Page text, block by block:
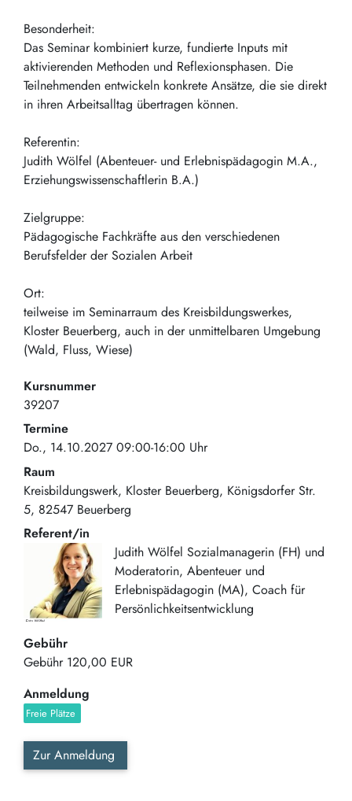
Besonderheit:
Das Seminar kombiniert kurze, fundierte Inputs mit
aktivierenden Methoden und Reflexionsphasen. Die
Teilnehmenden entwickeln konkrete Ansätze, die sie direkt
in ihren Arbeitsalltag übertragen können.
Referentin:
Judith Wölfel (Abenteuer- und Erlebnispädagogin M.A.,
Erziehungswissenschaftlerin B.A.)
Zielgruppe:
Pädagogische Fachkräfte aus den verschiedenen
Berufsfelder der Sozialen Arbeit
Ort:
teilweise im Seminarraum des Kreisbildungswerkes,
Kloster Beuerberg, auch in der unmittelbaren Umgebung
(Wald, Fluss, Wiese)
Kursnummer
39207
Termine
Do., 14.10.2027 09:00-16:00 Uhr
Raum
Kreisbildungswerk, Kloster Beuerberg Königsdorfer Str.
5 82547 Beuerberg
Referent/in
Judith Wölfel Sozialmanagerin (FH) und
Moderatorin, Abenteuer und
Erlebnispädagogin (MA), Coach für
Persönlichkeitsentwicklung
Gebühr
Gebühr 120,00 EUR
Anmeldung
Freie Plätze
Zur Anmeldung